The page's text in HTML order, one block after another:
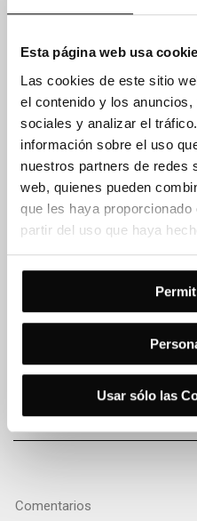
Esta página web usa
Las cookies de este sitio
el contenido y los
sociales y analizar el
información sobre el uso
nuestros partners de redes
web, quienes pueden
que les haya
partir del uso que haya
Usar sólo las